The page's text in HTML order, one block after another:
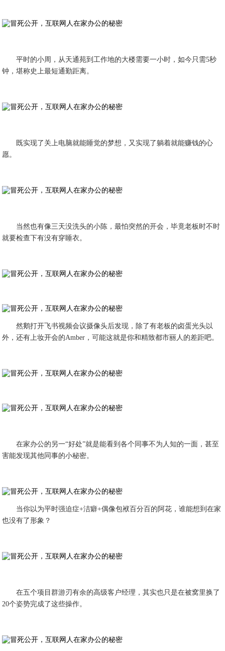
平时的小周，从天通苑到工作地的大楼需要一小时，如今只需5秒
钟，堪称史上最短通勤距离。
既实现了关上电脑就能睡觉的梦想，又实现了躺着就能赚钱的心
愿。
当然也有像三天没洗头的小陈，最怕突然的开会，毕竟老板时不时
就要检查下有没有穿睡衣。
然鹅打开飞书视频会议摄像头后发现，除了有老板的卤蛋光头以
外，还有上妆开会的Amber，可能这就是你和精致都市丽人的差距吧。
在家办公的另一“好处”就是能看到各个同事不为人知的一面，甚至
害能发现其他同事的小秘密。
当你以为平时强迫症+洁癖+偶像包袱百分百的阿花，谁能想到在家
也没有了形象？
在五个项目群游刃有余的高级客户经理，其实也只是在被窝里换了
20个姿势完成了这些操作。